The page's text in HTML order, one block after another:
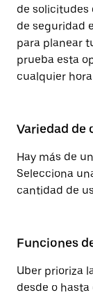
de solicitudes
de seguridad
para planear
prueba esta
cualquier
Variedad de
Hay más de
Selecciona
cantidad de
Funciones
Uber prioriza
desde o hasta